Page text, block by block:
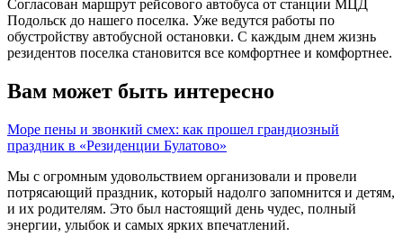
Согласован маршрут рейсового автобуса от станции МЦД
Подольск до нашего поселка. Уже ведутся работы по
обустройству автобусной остановки. С каждым днем жизнь
резидентов поселка становится все комфортнее и комфортнее.
Вам может быть интересно
Море пены и звонкий смех: как прошел грандиозный
праздник в «Резиденции Булатово»
Мы с огромным удовольствием организовали и провели
потрясающий праздник, который надолго запомнится и детям,
и их родителям. Это был настоящий день чудес, полный
энергии, улыбок и самых ярких впечатлений.